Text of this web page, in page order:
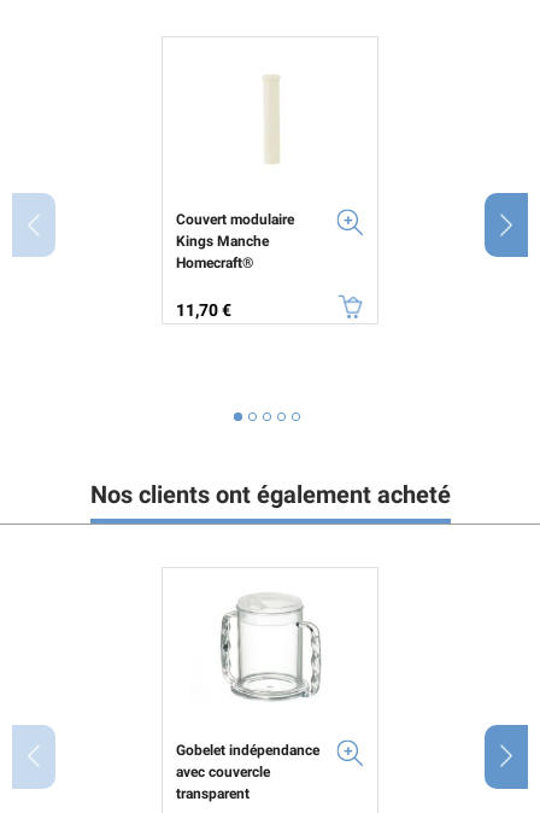
Couvert modulaire
Kings Manche
Homecraft®
Prix
11,70 €
Nos clients ont également acheté
Gobelet indépendance
avec couvercle
transparent